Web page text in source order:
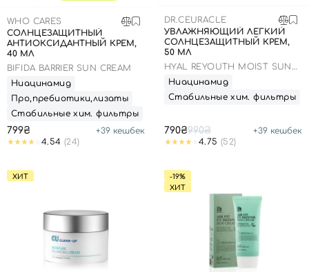
Кремы для тела с SPF
Миниатюры
Карбокситерапия
Бьюти Гаджеты
Автозагар
Наборы
Шея и декольте
Для мужчин
Специальный уход
Для детей
Для мужчин
Дезодоранты
Интимный уход
Автозагар
WHO CARES
СОЛНЦЕЗАЩИТНЫЙ
АНТИОКСИДАНТНЫЙ КРЕМ,
40 МЛ
BIFIDA BARRIER SUN CREAM
Ниацинамид
Про,пребиотики,лизаты
Стабильные хим. фильтры
799₴ +39 кешбек
4.54 (24)
DR.CEURACLE
УВЛАЖНЯЮЩИЙ ЛЕГКИЙ
СОЛНЦЕЗАЩИТНЫЙ КРЕМ,
50 МЛ
HYAL REYOUTH MOIST SUN
SPF 50/PA++++
Ниацинамид
Стабильные хим. фильтры
790₴990₴ +39 кешбек
4.75 (52)
ХИТ
-19%
ХИТ